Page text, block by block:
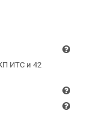
ИТС и 42